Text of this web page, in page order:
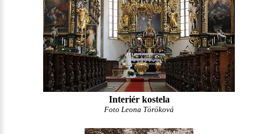
Interiér kostela
Foto Leona Töröková